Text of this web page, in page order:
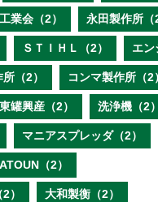
業会（2） 永田製作所（2
ＳＴＩＨＬ（2） エン
（2） コンマ製作所（2
東罐興産（2） 洗浄機（2）
マニアスプレッダ（2）
ATOUN（2）
） 大和製衡（2）